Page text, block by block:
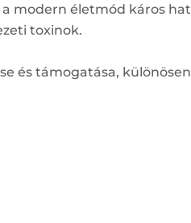
modern életmód káros
toxinok.
és támogatása,